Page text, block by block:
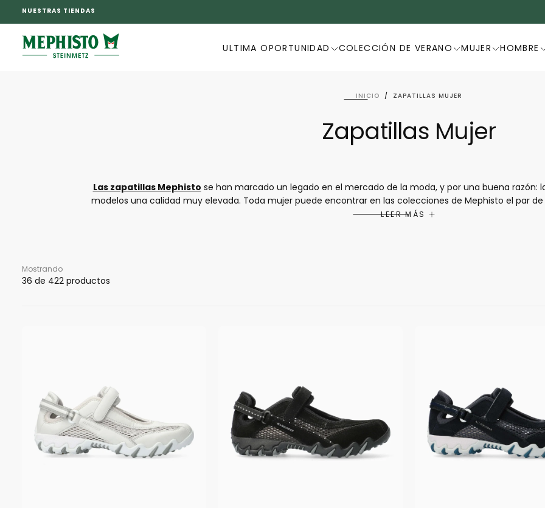
SALTAR
AL
NUESTRAS TIENDAS
ULTIMA OPORTUNIDAD COLECCIÓN DE VERANO MUJER HOMBRE
INICIO / ZAPATILLAS MUJER
Zapatillas Mujer
Las zapatillas Mephisto se han marcado un legado en el mercado de la moda, y por una buena razón:
modelos una calidad muy elevada. Toda mujer puede encontrar en las colecciones de Mephisto el par
los distintos campos deportivos o en la ciudad. Las zapatillas Mephisto combinan modernidad, diseño y
LEER MÁS
Mostrando
36 de 422 productos